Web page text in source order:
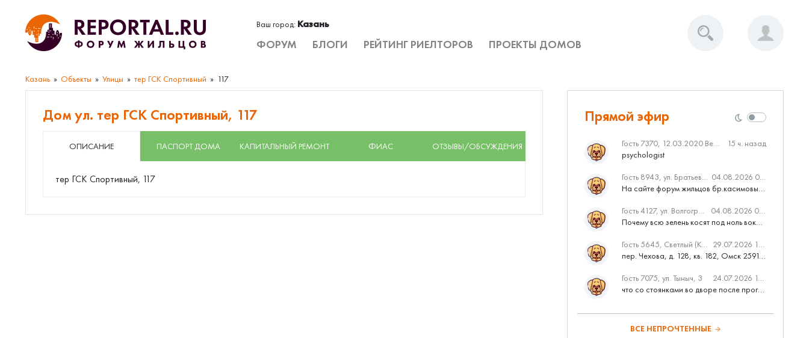
Ваш город: Казань
ФОРУМ БЛОГИ РЕЙТИНГ РИЕЛТОРОВ ПРОЕКТЫ ДОМОВ
Казань Объекты Улицы тер ГСК Спортивный 117
Дом ул. тер ГСК Спортивный, 117
ОПИСАНИЕ ПАСПОРТ ДОМА КАПИТАЛЬНЫЙ РЕМОНТ ФИАС ОТЗЫВЫ/ОБСУЖДЕНИЯ
тер ГСК Спортивный, 117
Прямой эфир
Гость 7370, 12.03.2020 Вебинар от Нмаркет.ПРО: «Актуальное об ипотеке: что нужно знать»
15 ч. назад
psychologist
Гость 8943, ул. Братьев Касимовых, 62 04.08.2026 08:34
На сайте форум жильцов бр.касимовых 62у дома растут красивые...
Гость 4127, ул. Волгоградская, 41 04.08.2026 04:46
Почему всю зелень косят под ноль вокруг дома,в полисадниках....
Гость 5645, Светлый (Куюки) 29.07.2026 10:31
пер. Чехова, д. 128, кв. 182, Омск 259145
Гость 7075, ул. Тыныч, 3 24.07.2026 14:01
что со стоянками во дворе после программы наш двор
ВСЕ НЕПРОЧТЕННЫЕ